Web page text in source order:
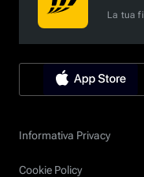
La tua
Informativa Privacy
Cookie Policy